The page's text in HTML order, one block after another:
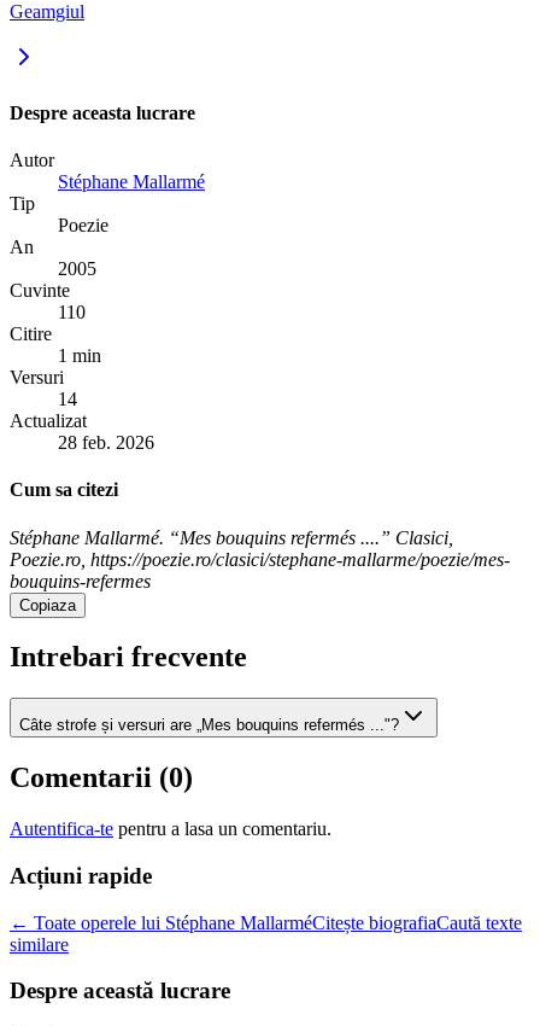
Geamgiul
Despre aceasta lucrare
Autor
Stéphane Mallarmé
Tip
Poezie
An
2005
Cuvinte
110
Citire
1 min
Versuri
14
Actualizat
28 feb. 2026
Cum sa citezi
Stéphane Mallarmé. “Mes bouquins refermés ....” Clasici,
Poezie.ro, https://poezie.ro/clasici/stephane-mallarme/poezie/mes-
bouquins-refermes
Copiaza
Intrebari frecvente
Câte strofe și versuri are „Mes bouquins refermés ..."?
Comentarii (0)
Autentifica-te pentru a lasa un comentariu.
Acțiuni rapide
← Toate operele lui Stéphane MallarméCitește biografiaCaută texte
similare
Despre această lucrare